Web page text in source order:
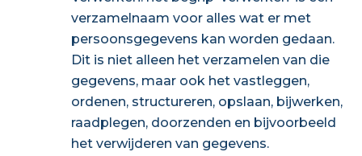
verzamelnaam voor alles wat er met
persoonsgegevens kan worden gedaan.
Dit is niet alleen het verzamelen van die
gegevens, maar ook het vastleggen,
ordenen, structureren, opslaan, bijwerken,
raadplegen, doorzenden en bijvoorbeeld
het verwijderen van gegevens.